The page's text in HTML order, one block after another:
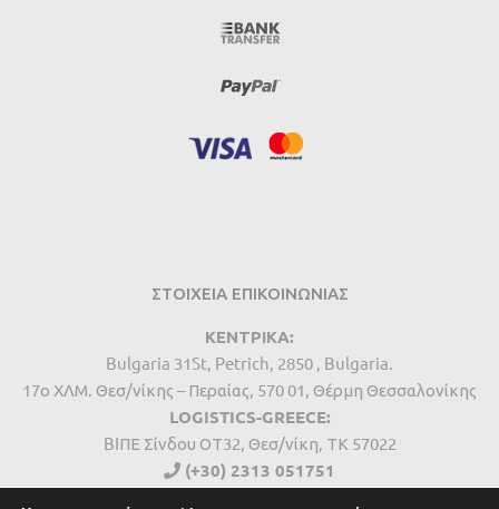
ΣΤΟΙΧΕΙΑ ΕΠΙΚΟΙΝΩΝΙΑΣ
ΚΕΝΤΡΙΚΑ:
Bulgaria 31St, Petrich, 2850 , Bulgaria.
17ο ΧΛΜ. Θεσ/νίκης – Περαίας, 570 01, Θέρμη Θεσσαλονίκης
LOGISTICS-GREECE:
BIΠΕ Σίνδου ΟΤ32, Θεσ/νίκη, ΤΚ 57022
(+30) 2313 051751